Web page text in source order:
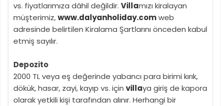
vs. fiyatlarımıza dâhil değildir. Villamızı kiralayan
müşterimiz,www.dalyanholiday.comweb
adresinde belirtilen Kiralama Şartlarını önceden kabul
etmiş sayılır.
Depozito
2000 TL veya eş değerinde yabancı para birimi kırık,
dökük, hasar, zayi, kayıp vs. için villaya giriş de kapora
olarak yetkili kişi tarafından alınır. Herhangi bir